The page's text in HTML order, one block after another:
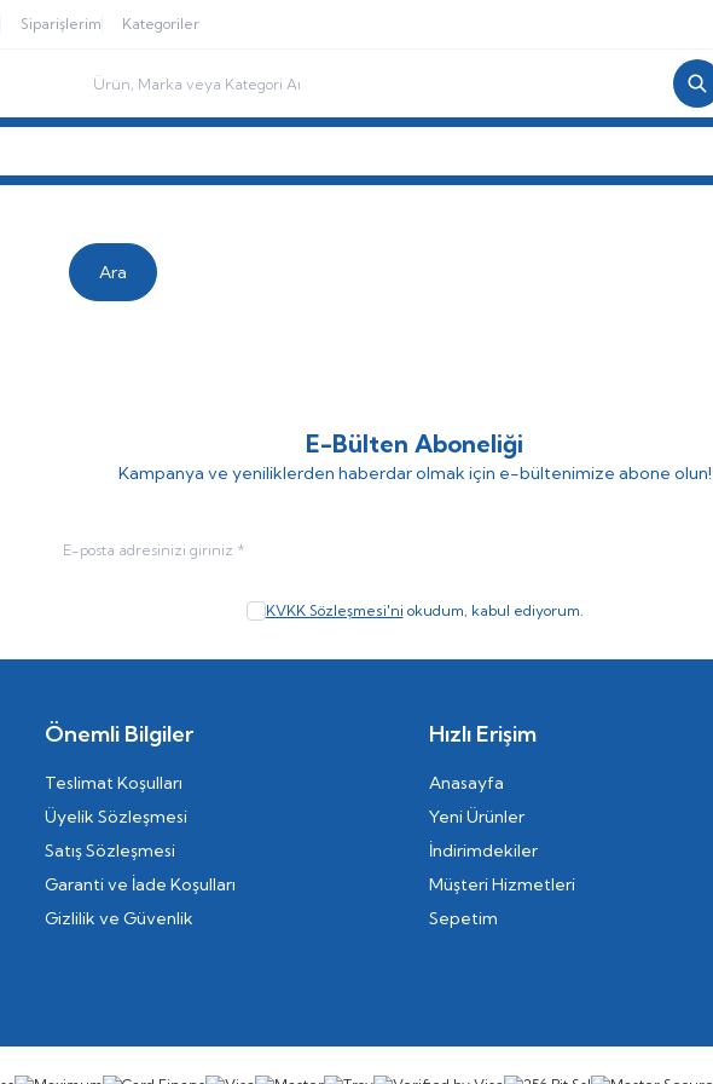
Siparişlerim Kategoriler
Ara
E-Bülten Aboneliği
Kampanya ve yeniliklerden haberdar olmak için e-bültenimize abone olun!
KVKK Sözleşmesi'ni okudum, kabul ediyorum.
Önemli Bilgiler
Teslimat Koşulları
Üyelik Sözleşmesi
Satış Sözleşmesi
Garanti ve İade Koşulları
Gizlilik ve Güvenlik
Hızlı Erişim
Anasayfa
Yeni Ürünler
İndirimdekiler
Müşteri Hizmetleri
Sepetim